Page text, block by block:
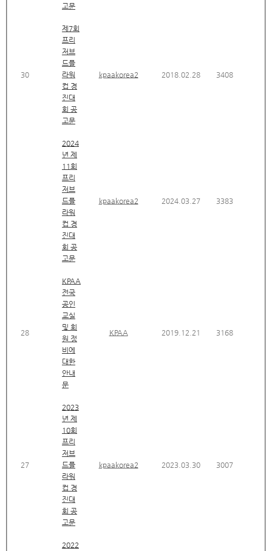
고문
30
제7회
프리
저브
드플
라워
컵 경
진대
회 공
고문
kpaakorea2 2018.02.28 3408
2024
년 제
11회
프리
저브
드플
라워
컵 경
진대
회 공
고문
kpaakorea2 2024.03.27 3383
28
KPAA
전국
공인
교실
및 회
원 정
비에
대한
안내
문
KPAA 2019.12.21 3168
27
2023
년 제
10회
프리
저브
드플
라워
컵 경
진대
회 공
고문
kpaakorea2 2023.03.30 3007
2022